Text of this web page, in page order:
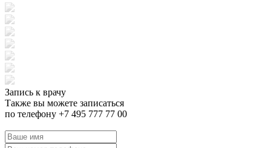
Запись к врачу
Также вы можете записаться
по телефону +7 495 777 77 00